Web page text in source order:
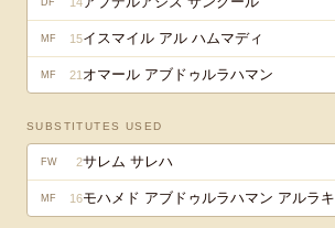
DF
MF 15イスマイル アル ハムマディ
MF 21 オマール アブドゥルラハマン
SUBSTITUTES USED
FW 2サレム サレハ
MF 16モハメド アブドゥルラハマン アルラキ